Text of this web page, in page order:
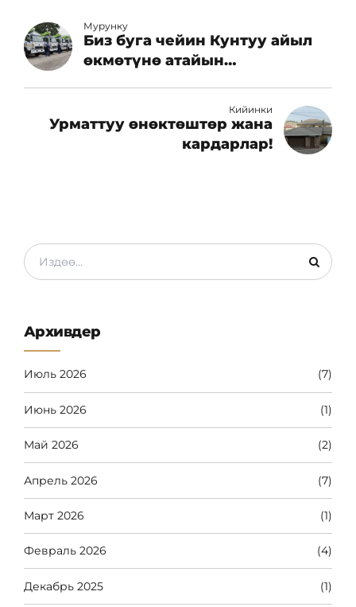
Мурунку
Биз буга чейин Кунтуу айыл
өкмөтүнө атайын
Кийинки
Урматтуу өнөктөштөр жана
кардарлар!
Архивдер
Июль 2026 (7)
Июнь 2026 (1)
Май 2026 (2)
Апрель 2026 (7)
Март 2026 (1)
Февраль 2026 (4)
Декабрь 2025 (1)